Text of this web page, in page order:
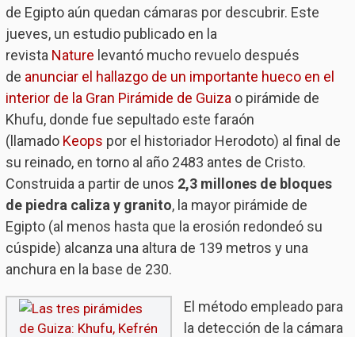
de Egipto aún quedan cámaras por descubrir. Este
jueves, un estudio publicado en la
revista Nature levantó mucho revuelo después
de anunciar el hallazgo de un importante hueco en el
interior de la Gran Pirámide de Guiza o pirámide de
Khufu, donde fue sepultado este faraón
(llamado Keops por el historiador Herodoto) al final de
su reinado, en torno al año 2483 antes de Cristo.
Construida a partir de unos 2,3 millones de bloques
de piedra caliza y granito, la mayor pirámide de
Egipto (al menos hasta que la erosión redondeó su
cúspide) alcanza una altura de 139 metros y una
anchura en la base de 230.
El método empleado para
la detección de la cámara